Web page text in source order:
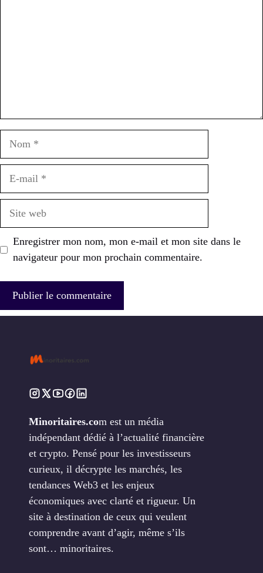
Enregistrer mon nom, mon e-mail et mon site dans le
navigateur pour mon prochain commentaire.
Minoritaires.com est un média
indépendant dédié à l’actualité financière
et crypto. Pensé pour les investisseurs
curieux, il décrypte les marchés, les
tendances Web3 et les enjeux
économiques avec clarté et rigueur. Un
site à destination de ceux qui veulent
comprendre avant d’agir, même s’ils
sont… minoritaires.